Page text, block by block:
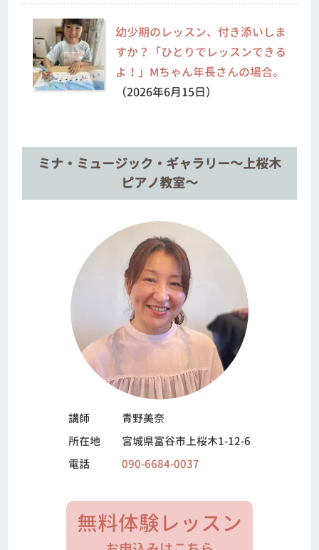
幼少期のレッスン、付き添いしま
すか？「ひとりでレッスンできる
よ！」Mちゃん年長さんの場合。
（2026年6月15日）
ミナ・ミュージック・ギャラリー～上桜木
ピアノ教室～
講師
青野美奈
所在地
宮城県富谷市上桜木1-12-6
電話
090-6684-0037
無料体験レッスン